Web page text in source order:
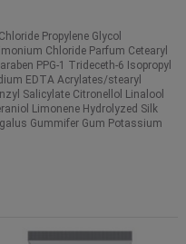
Propylene Glycol
Chloride Parfum Cetearyl
PPG-1 Trideceth-6 Isopropyl
EDTA Acrylates/stearyl
Salicylate Citronellol Linalool
Limonene Hydrolyzed Silk
Gummifer Gum Potassium